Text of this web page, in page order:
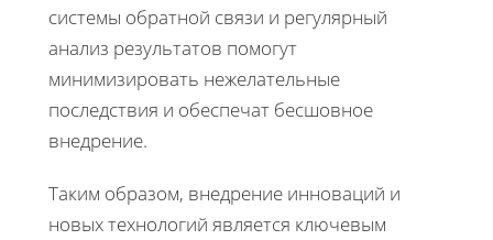
системы обратной связи и регулярный
анализ результатов помогут
минимизировать нежелательные
последствия и обеспечат бесшовное
внедрение.
Таким образом, внедрение инноваций и
новых технологий является ключевым